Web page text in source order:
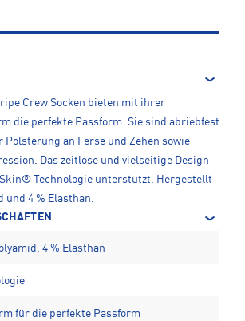
Crew Socken bieten mit ihrer
die perfekte Passform. Sie sind abriebfest
Polsterung an Ferse und Zehen sowie
Das zeitlose und vielseitige Design
Technologie unterstützt. Hergestellt
und 4 % Elasthan.
4 % Elasthan
für die perfekte Passform